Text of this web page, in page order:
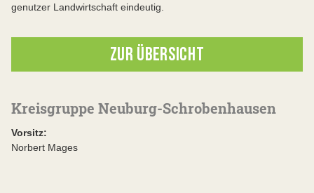
genutzer Landwirtschaft eindeutig.
ZUR ÜBERSICHT
Kreisgruppe Neuburg-Schrobenhausen
Vorsitz:
Norbert Mages